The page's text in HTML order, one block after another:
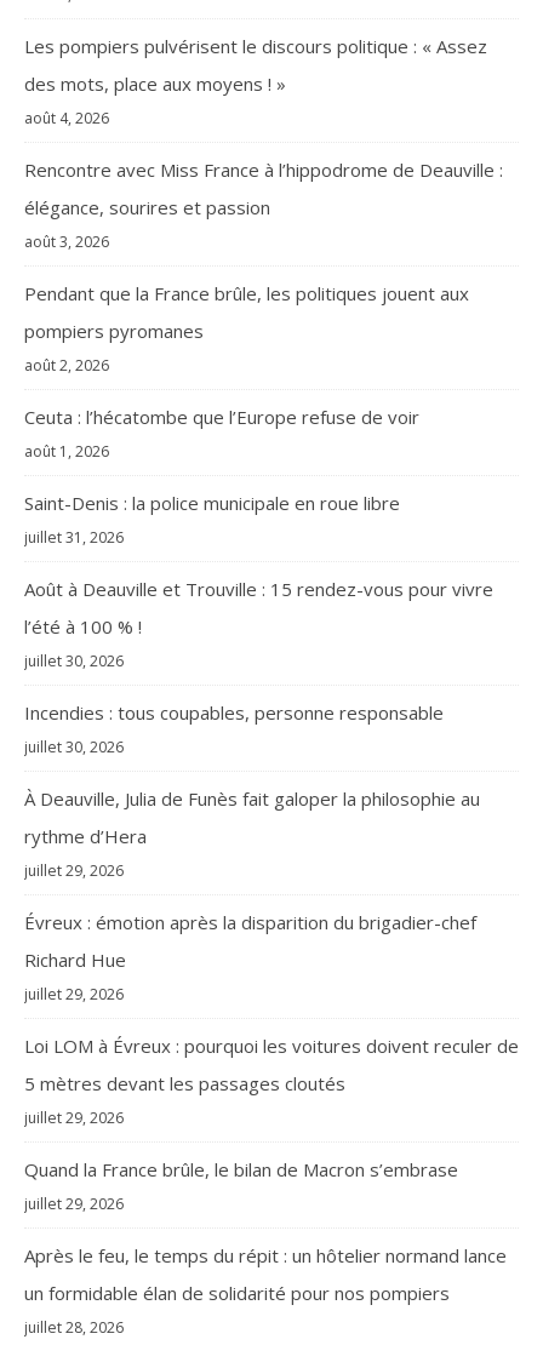
Les pompiers pulvérisent le discours politique : « Assez
des mots, place aux moyens ! »
août 4, 2026
Rencontre avec Miss France à l’hippodrome de Deauville :
élégance, sourires et passion
août 3, 2026
Pendant que la France brûle, les politiques jouent aux
pompiers pyromanes
août 2, 2026
Ceuta : l’hécatombe que l’Europe refuse de voir
août 1, 2026
Saint-Denis : la police municipale en roue libre
juillet 31, 2026
Août à Deauville et Trouville : 15 rendez-vous pour vivre
l’été à 100 % !
juillet 30, 2026
Incendies : tous coupables, personne responsable
juillet 30, 2026
À Deauville, Julia de Funès fait galoper la philosophie au
rythme d’Hera
juillet 29, 2026
Évreux : émotion après la disparition du brigadier-chef
Richard Hue
juillet 29, 2026
Loi LOM à Évreux : pourquoi les voitures doivent reculer de
5 mètres devant les passages cloutés
juillet 29, 2026
Quand la France brûle, le bilan de Macron s’embrase
juillet 29, 2026
Après le feu, le temps du répit : un hôtelier normand lance
un formidable élan de solidarité pour nos pompiers
juillet 28, 2026